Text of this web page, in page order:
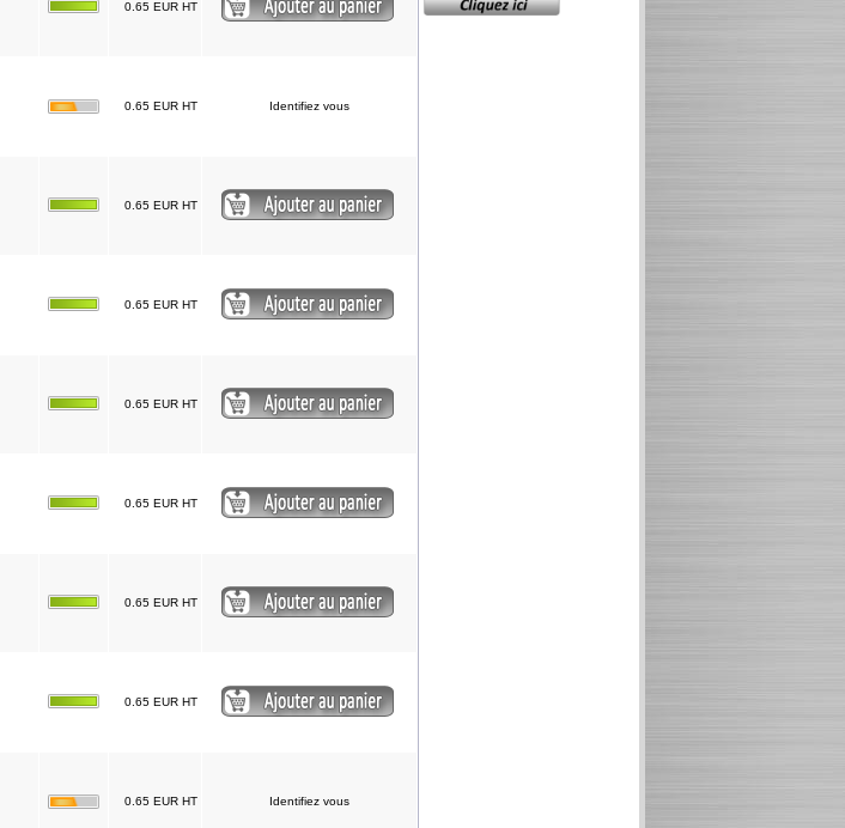
0.65 EUR HT
0.65 EUR HT Identifiez vous
0.65 EUR HT
0.65 EUR HT
0.65 EUR HT
0.65 EUR HT
0.65 EUR HT
0.65 EUR HT
0.65 EUR HT Identifiez vous